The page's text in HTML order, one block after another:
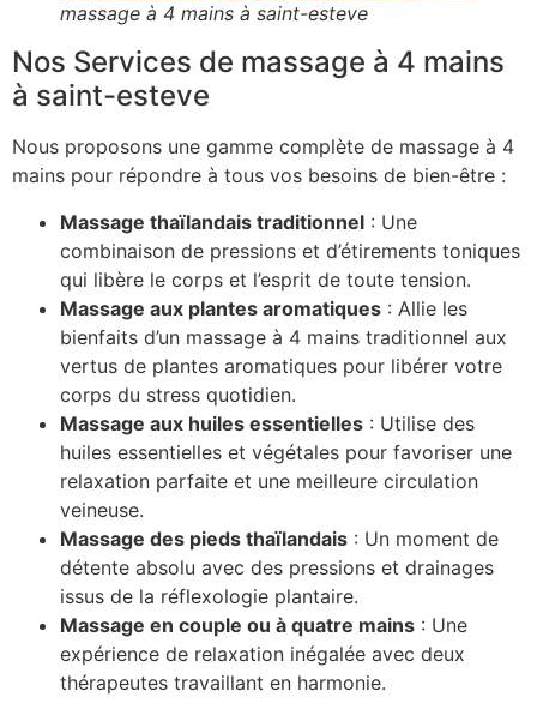
massage à 4 mains à saint-esteve
Nos Services de massage à 4 mains
à saint-esteve
Nous proposons une gamme complète de massage à 4
mains pour répondre à tous vos besoins de bien-être :
Massage thaïlandais traditionnel : Une
combinaison de pressions et d’étirements toniques
qui libère le corps et l’esprit de toute tension.
Massage aux plantes aromatiques : Allie les
bienfaits d’un massage à 4 mains traditionnel aux
vertus de plantes aromatiques pour libérer votre
corps du stress quotidien.
Massage aux huiles essentielles : Utilise des
huiles essentielles et végétales pour favoriser une
relaxation parfaite et une meilleure circulation
veineuse.
Massage des pieds thaïlandais : Un moment de
détente absolu avec des pressions et drainages
issus de la réflexologie plantaire.
Massage en couple ou à quatre mains : Une
expérience de relaxation inégalée avec deux
thérapeutes travaillant en harmonie.